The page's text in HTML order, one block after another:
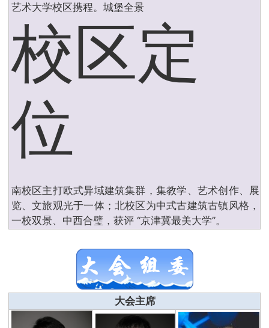
艺术大学校区携程。城堡全景
校区定
位
南校区主打欧式异域建筑集群，集教学、艺术创作、展
览、文旅观光于一体；北校区为中式古建筑古镇风格，
一校双景、中西合璧，获评 “京津冀最美大学”。
大会主席